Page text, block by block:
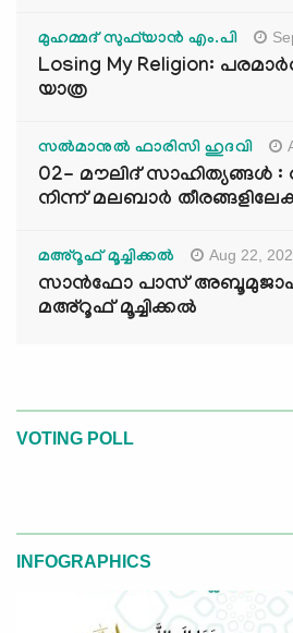
മുഹമ്മദ് സുഫ്‌യാൻ എം.പി
Losing My Religion:
യാത്ര
സൽമാനുൽ ഫാരിസി ഹുദവി
02- മൗലിദ്
നിന്ന് മലബാർ
മഅ്റൂഫ് മൂച്ചിക്കല്‍ Aug 22,
സാൻഫോ പാസ്
മഅ്റൂഫ് മൂച്ചിക്കല്‍
VOTING POLL
INFOGRAPHICS